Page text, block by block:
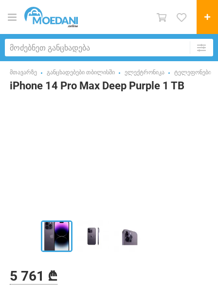
მთავარზე განცხადებები თბილისში ელექტრონიკა ტელეფონები
iPhone 14 Pro Max Deep Purple 1 TB
5 761 ₾